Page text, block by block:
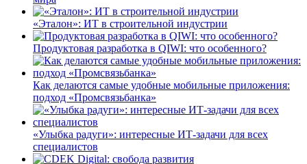
«Эталон»: ИТ в строительной индустрии
Продуктовая разработка в QIWI: что особенного?
Как делаются самые удобные мобильные приложения:
подход «Промсвязьбанка»
«Улыбка радуги»: интересные ИТ-задачи для всех
специалистов